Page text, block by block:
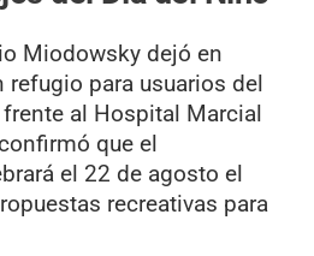
Miodowsky dejó en
para usuarios del
al Hospital Marcial
que el
el 22 de agosto el
recreativas para